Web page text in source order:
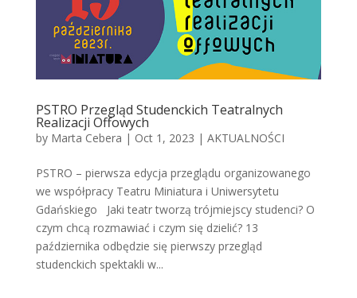
PSTRO Przegląd Studenckich Teatralnych
Realizacji Offowych
by Marta Cebera | Oct 1, 2023 | AKTUALNOŚCI
PSTRO – pierwsza edycja przeglądu organizowanego
we współpracy Teatru Miniatura i Uniwersytetu
Gdańskiego Jaki teatr tworzą trójmiejscy studenci? O
czym chcą rozmawiać i czym się dzielić? 13
października odbędzie się pierwszy przegląd
studenckich spektakli w...